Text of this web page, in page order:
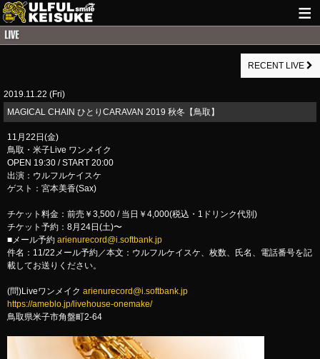
GUITAR WORKS
RECENT LIVE
2019.11.22 (Fri)
MAGICAL CHAIN ひとりCARAVAN 2019 秋冬【鳥取】
11月22日(金)
鳥取・米子Live ワンメイク
OPEN 19:30 / START 20:00
出演：ウルフルケイスケ
ゲスト：宮本美香(Sax)
チケット料金：前売￥3,500 / 当日￥4,000(税込・1ドリンク代別)
チケット予約：8月24日(土)〜
■メール予約 arienurecord@i.softbank.jp
件名：11/22メール予約／本文：ウルフルケイスケ、枚数、氏名、電話番号を記
載してお送りください。
(問)Liveワンメイク arienurecord@i.softbank.jp
https://ameblo.jp/livehouse-onemake/
鳥取県米子市角盤町2-64